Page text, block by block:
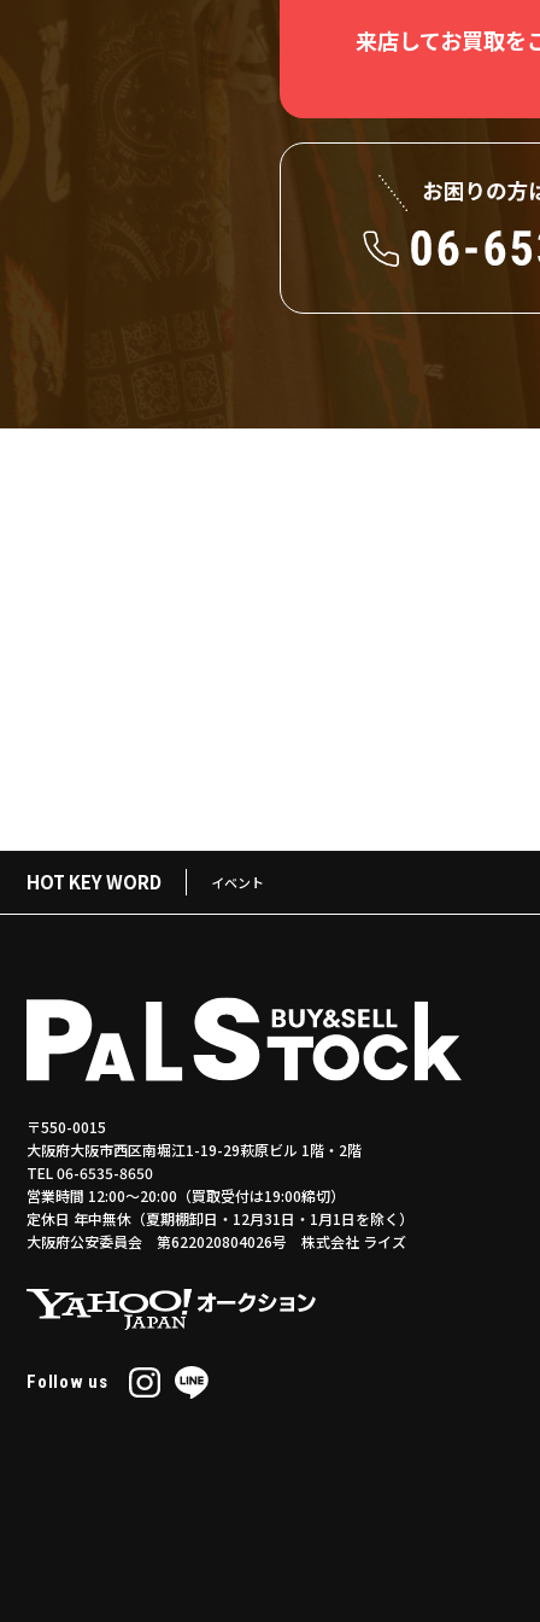
来店してお買取を
HOT KEY WORD イベント
〒550-0015
大阪府大阪市西区南堀江1-19-29萩原ビル 1階・2階
TEL 06-6535-8650
営業時間 12:00～20:00（買取受付は19:00締切）
定休日 年中無休（夏期棚卸日・12月31日・1月1日を除く）
大阪府公安委員会 第622020804026号 株式会社 ライズ
Follow us